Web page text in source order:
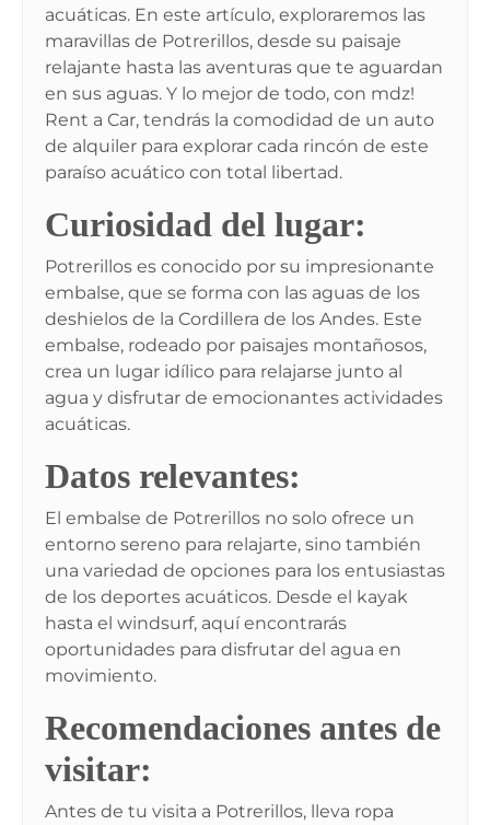
acuáticas. En este artículo, exploraremos las
maravillas de Potrerillos, desde su paisaje
relajante hasta las aventuras que te aguardan
en sus aguas. Y lo mejor de todo, con mdz!
Rent a Car, tendrás la comodidad de un auto
de alquiler para explorar cada rincón de este
paraíso acuático con total libertad.
Curiosidad del lugar:
Potrerillos es conocido por su impresionante
embalse, que se forma con las aguas de los
deshielos de la Cordillera de los Andes. Este
embalse, rodeado por paisajes montañosos,
crea un lugar idílico para relajarse junto al
agua y disfrutar de emocionantes actividades
acuáticas.
Datos relevantes:
El embalse de Potrerillos no solo ofrece un
entorno sereno para relajarte, sino también
una variedad de opciones para los entusiastas
de los deportes acuáticos. Desde el kayak
hasta el windsurf, aquí encontrarás
oportunidades para disfrutar del agua en
movimiento.
Recomendaciones antes de
visitar:
Antes de tu visita a Potrerillos, lleva ropa